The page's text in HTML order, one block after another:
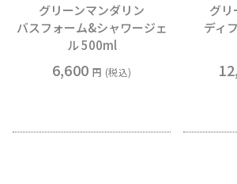
グリーンマンダリン
バスフォーム&シャワージェ
ル 500ml
6,600 税込
グリ
ディ